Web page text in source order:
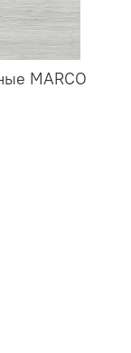
MARCO